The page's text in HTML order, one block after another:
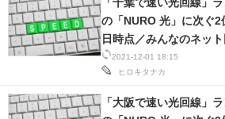
経営リーダーのコミュニティ
マーケ×ITの今がよく分かる
2021-12-01 18:15
ヒロキタナカ
「千葉で速い光回線」
の「NURO 光」に次ぐ
日時点／みんなのネット
「大阪で速い光回線」